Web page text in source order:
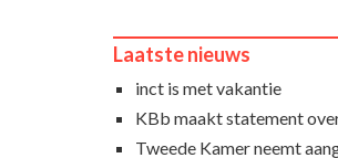
Laatste nieuws
inct is met vakantie
KBb maakt statement
Tweede Kamer neemt